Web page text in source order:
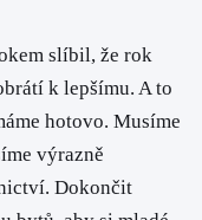
slíbil, že rok
k lepšímu. A to
hotovo. Musíme
výrazně
Dokončit